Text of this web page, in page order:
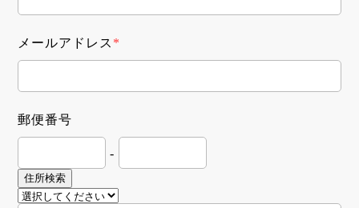
メールアドレス *
郵便番号
-
住所検索